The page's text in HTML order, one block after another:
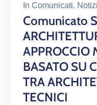
In Comunicati‚
Comunicato
APPROCCIO
BASATO SU
TRA
TECNICI